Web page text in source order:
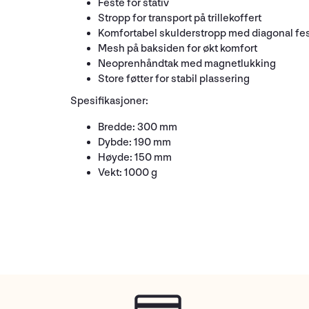
Feste for stativ
Stropp for transport på trillekoffert
Komfortabel skulderstropp med diagonal
Mesh på baksiden for økt komfort
Neoprenhåndtak med magnetlukking
Store føtter for stabil plassering
Spesifikasjoner:
Bredde: 300 mm
Dybde: 190 mm
Høyde: 150 mm
Vekt: 1000 g